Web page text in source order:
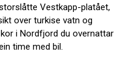
Vestkapp-platået,
over turkise vatn og
i Nordfjord du overnattar
time med bil.